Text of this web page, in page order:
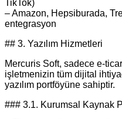
TikTok)
– Amazon, Hepsiburada,
entegrasyon
## 3. Yazılım Hizmetleri
Mercuris Soft, sadece
işletmenizin tüm dijital
yazılım portföyüne sahiptir.
### 3.1. Kurumsal Kaynak